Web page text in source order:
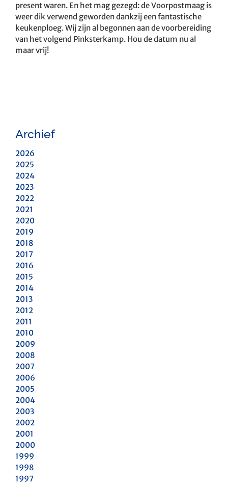
present waren. En het mag gezegd: de Voorpostmaag is
weer dik verwend geworden dankzij een fantastische
keukenploeg. Wij zijn al begonnen aan de voorbereiding
van het volgend Pinksterkamp. Hou de datum nu al
maar vrij!
Archief
2026
2025
2024
2023
2022
2021
2020
2019
2018
2017
2016
2015
2014
2013
2012
2011
2010
2009
2008
2007
2006
2005
2004
2003
2002
2001
2000
1999
1998
1997